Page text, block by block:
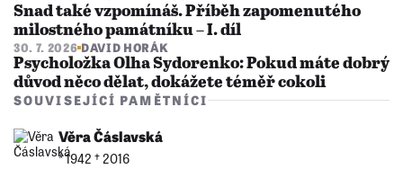
Snad také vzpomínáš. Příběh zapomenutého
milostného památníku – I. díl
30. 7. 2026 DAVID HORÁK
Psycholožka Olha Sydorenko: Pokud máte dobrý
důvod něco dělat, dokážete téměř cokoli
SOUVISEJÍCÍ PAMĚTNÍCI
Věra Čáslavská
* 1942 †︎ 2016